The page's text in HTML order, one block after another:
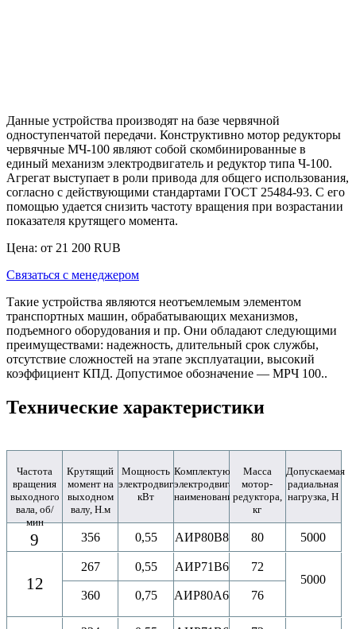
Данные устройства производят на базе червячной
одноступенчатой передачи. Конструктивно мотор редукторы
червячные МЧ-100 являют собой скомбинированные в
единый механизм электродвигатель и редуктор типа Ч-100.
Агрегат выступает в роли привода для общего использования,
согласно с действующими стандартами ГОСТ 25484-93. С его
помощью удается снизить частоту вращения при возрастании
показателя крутящего момента.
Цена: от 21 200 RUB
Связаться с менеджером
Такие устройства являются неотъемлемым элементом
транспортных машин, обрабатывающих механизмов,
подъемного оборудования и пр. Они обладают следующими
преимуществами: надежность, длительный срок службы,
отсутствие сложностей на этапе эксплуатации, высокий
коэффициент КПД. Допустимое обозначение ― МРЧ 100..
Технические характеристики
Частота
вращения
выходного
вала, об/
мин
Крутящий
момент на
выходном
валу, Н.м
Мощность
электродвигателя,
кВт
Комплектующий
электродвигатель,
наименование
Масса
мотор-
редуктора,
кг
Допускаемая
радиальная
нагрузка, Н
9 356 0,55 АИР80B8 80 5000
12
267
360
0,55
0,75
АИР71B6
АИР80A6
72
76
5000